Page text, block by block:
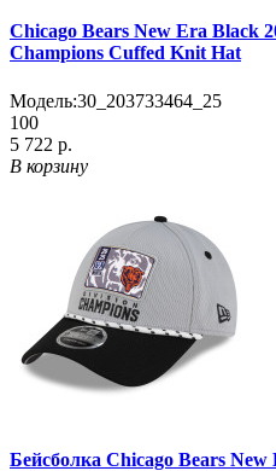
Chicago Bears New Era Black
Champions Cuffed Knit Hat
Модель:30_203733464_25
100
5 722 р.
В корзину
Бейсболка Chicago Bears